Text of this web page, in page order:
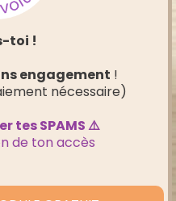
toi !
engagement !
nécessaire)
tes SPAMS ⚠️
de ton accès